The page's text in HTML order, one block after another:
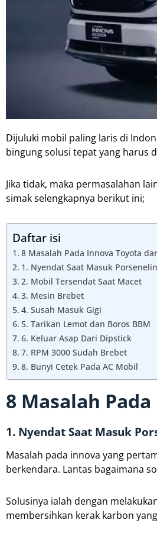
Dijuluki mobil paling laris di
bingung solusi tepat yang harus
Jika tidak, maka permasalahan
simak selengkapnya berikut ini;
Daftar isi
8 Masalah Pada Innova Toyota
1. Nyendat Saat Masuk
2. Mobil Tersendat Saat Macet
3. Mesin Brebet
4. Susah Masuk Gigi
5. Tarikan Lemot dan Boros BBM
6. Keluar Asap Dari Dipstick
7. RPM 3000 Sudah Brebet
8. Bunyi Cetek Pada AC Mobil
8 Masalah
1. Nyendat Saat Masuk
Masalah pada innova yang
berkendara. Lantas bagaimana
Solusinya ialah dengan
membersihkan kerak karbon